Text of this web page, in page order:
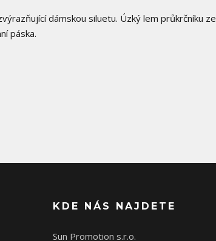
dámskou siluetu. Úzký lem průkrčníku ze
páska.
KDE NÁS NAJDETE
Sun Promotion s.r.o.